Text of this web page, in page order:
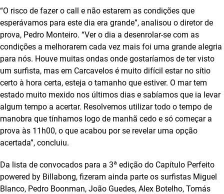
“O risco de fazer o call e não estarem as condições que
esperávamos para este dia era grande”, analisou o diretor de
prova, Pedro Monteiro. “Ver o dia a desenrolar-se com as
condições a melhorarem cada vez mais foi uma grande alegria
para nós. Houve muitas ondas onde gostaríamos de ter visto
um surfista, mas em Carcavelos é muito difícil estar no sítio
certo à hora certa, esteja o tamanho que estiver. O mar tem
estado muito mexido nos últimos dias e sabíamos que ia levar
algum tempo a acertar. Resolvemos utilizar todo o tempo de
manobra que tínhamos logo de manhã cedo e só começar a
prova às 11h00, o que acabou por se revelar uma opção
acertada”, concluiu.
Da lista de convocados para a 3ª edição do Capítulo Perfeito
powered by Billabong, fizeram ainda parte os surfistas Miguel
Blanco, Pedro Boonman, João Guedes, Alex Botelho, Tomás